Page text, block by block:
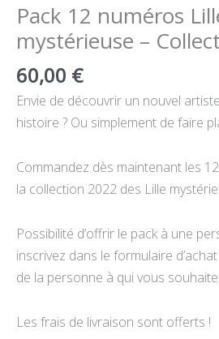
Pack 12 numéros
mystérieuse –
60,00 €
Envie de découvrir un nouvel
histoire ? Ou simplement de faire
Commandez dès maintenant les
la collection 2022 des Lille
Possibilité d’offrir le pack à une
inscrivez dans le formulaire
de la personne à qui vous
Les frais de livraison sont offerts !